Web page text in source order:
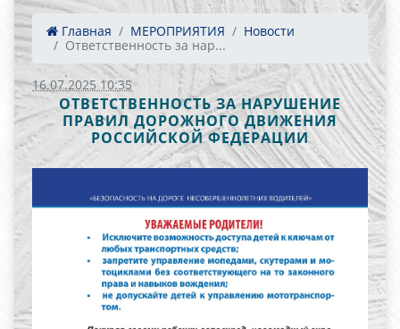
Главная МЕРОПРИЯТИЯ
Новости
Ответственность за нар...
16.07.2025 10:35
ОТВЕТСТВЕННОСТЬ ЗА НАРУШЕНИЕ
ПРАВИЛ ДОРОЖНОГО ДВИЖЕНИЯ
РОССИЙСКОЙ ФЕДЕРАЦИИ